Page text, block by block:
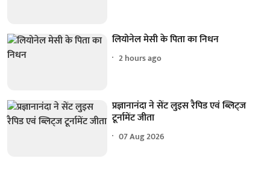
लियोनेल मेसी के पिता का निधन
2 hours ago
प्रज्ञानानंदा ने सेंट लुइस रैपिड एवं ब्लिट्ज
टूर्नामेंट जीता
07 Aug 2026